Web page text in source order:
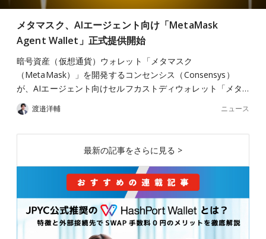
メタマスク、AIエージェント向け「MetaMask
Agent Wallet」正式提供開始
暗号資産（仮想通貨）ウォレット「メタマスク
（MetaMask）」を開発するコンセンシス（Consensys）
が、AIエージェント向けセルフカストディウォレット「メタ…
渡邉洋輔 ニュース
最新の記事をさらに見る >